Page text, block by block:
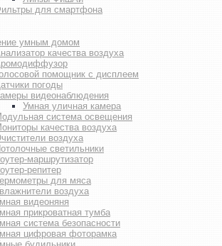
для смартфона
умным домом
качества воздуха
помощник с дисплеем
погоды
видеонаблюдения
Умная уличная камера
система освещения
качества воздуха
воздуха
светильники
маршрутизатор
репитер
для мяса
воздуха
видеоняня
прикроватная тумба
система безопасности
цифровая фоторамка